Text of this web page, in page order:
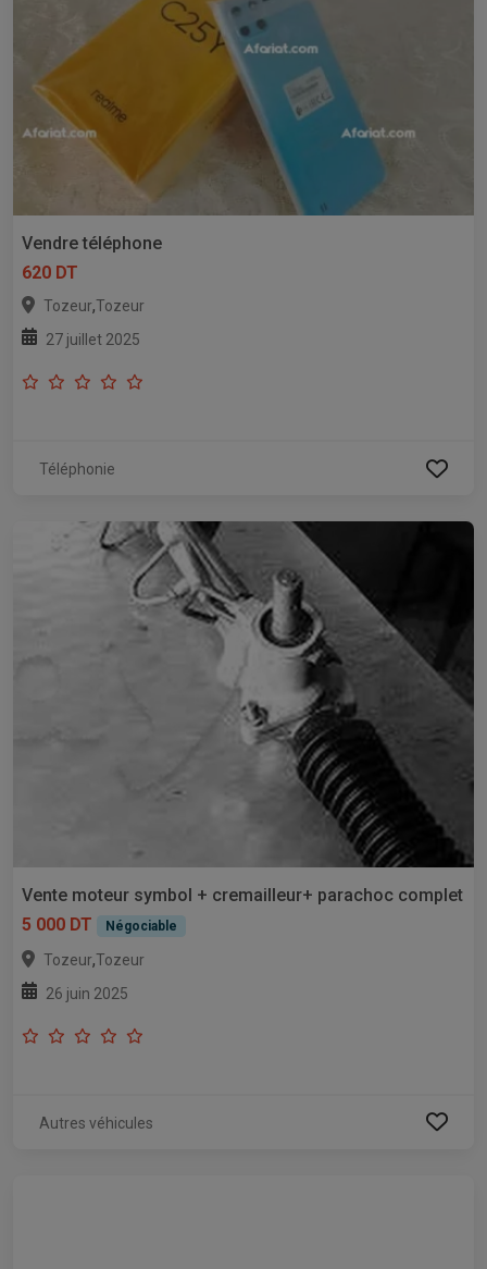
Vendre téléphone
620 DT
Tozeur,Tozeur
27 juillet 2025
Téléphonie
Vente moteur symbol + cremailleur+ parachoc complet
5 000 DT
Négociable
Tozeur,Tozeur
26 juin 2025
Autres véhicules